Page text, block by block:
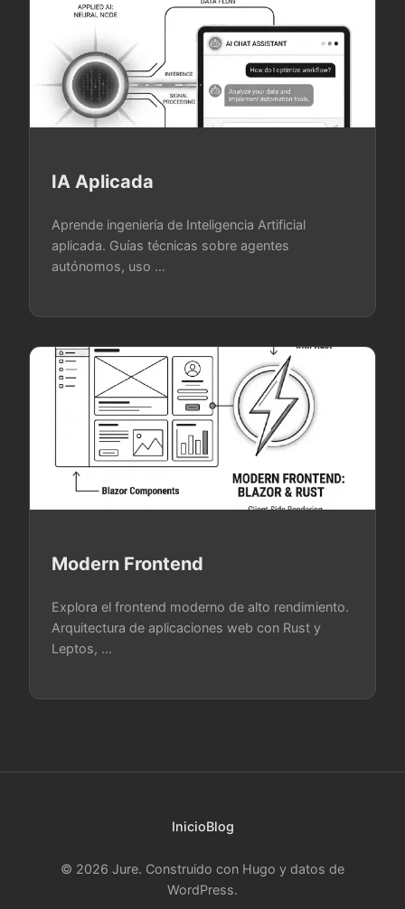
IA Aplicada
Aprende ingeniería de Inteligencia Artificial
aplicada. Guías técnicas sobre agentes
autónomos, uso …
Modern Frontend
Explora el frontend moderno de alto rendimiento.
Arquitectura de aplicaciones web con Rust y
Leptos, …
InicioBlog
© 2026 Jure. Construido con Hugo y datos de
WordPress.